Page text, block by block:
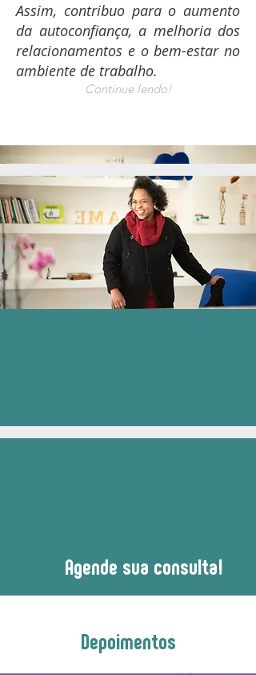
Assim, contribuo para o aumento
da autoconfiança, a melhoria dos
relacionamentos e o bem-estar no
ambiente de trabalho.
Continue lendo!
Agende sua consulta!
Depoimentos